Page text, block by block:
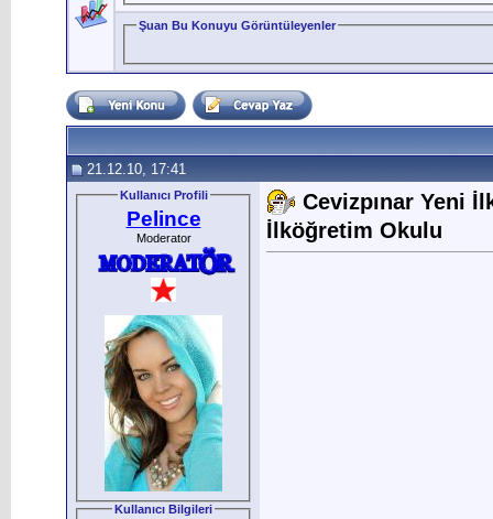
Şuan Bu Konuyu Görüntüleyenler
21.12.10, 17:41
Kullanıcı Profili
Pelince
Moderator
Kullanıcı Bilgileri
Cevizpınar Yeni
İlköğretim Okulu